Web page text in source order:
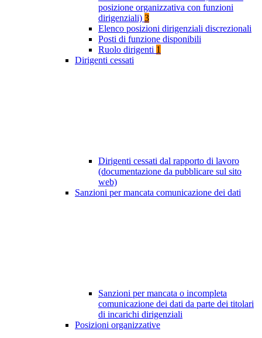
posizione organizzativa con funzioni
dirigenziali) 3
Elenco posizioni dirigenziali discrezionali
Posti di funzione disponibili
Ruolo dirigenti 1
Dirigenti cessati
Dirigenti cessati dal rapporto di lavoro
(documentazione da pubblicare sul sito
web)
Sanzioni per mancata comunicazione dei dati
Sanzioni per mancata o incompleta
comunicazione dei dati da parte dei titolari
di incarichi dirigenziali
Posizioni organizzative